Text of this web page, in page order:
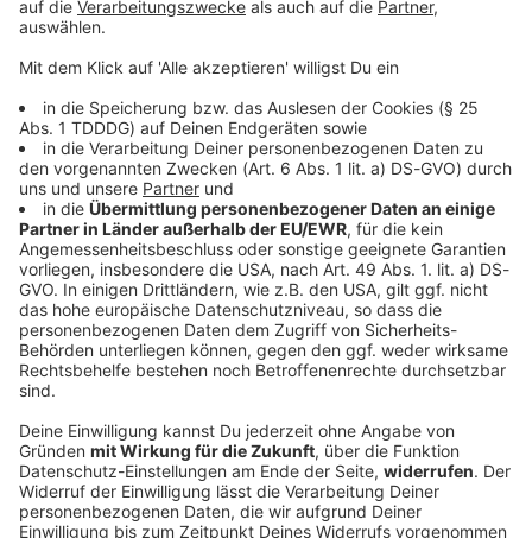
© dpa-infocom, dpa:260514-930-81382/1
Bayern
Fünf Schwerverletzte bei Verkehrsunfall bei
Straubing
Zwei Fahrer aus Tschechien sind in Ostbayern mit